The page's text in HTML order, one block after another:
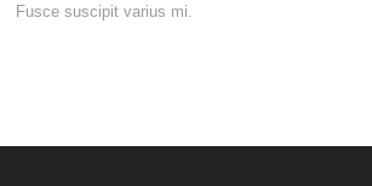
Fusce suscipit varius mi.